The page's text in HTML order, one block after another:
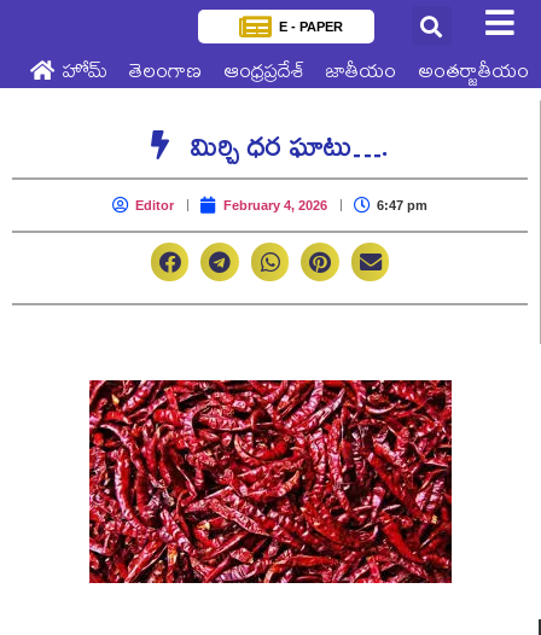
E - PAPER
హోమ్ తెలంగాణ ఆంధ్రప్రదేశ్ జాతీయం అంతర్జాతీయం
మిర్చి ధర ఘాటు….
Editor February 4, 2026 6:47 pm